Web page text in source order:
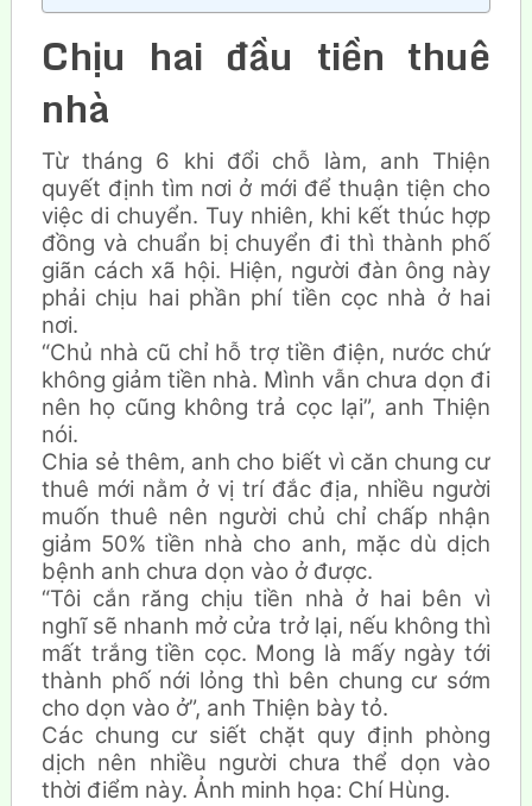
Chịu hai đầu tiền thuê
nhà
Từ tháng 6 khi đổi chỗ làm, anh Thiện
quyết định tìm nơi ở mới để thuận tiện cho
việc di chuyển. Tuy nhiên, khi kết thúc hợp
đồng và chuẩn bị chuyển đi thì thành phố
giãn cách xã hội. Hiện, người đàn ông này
phải chịu hai phần phí tiền cọc nhà ở hai
nơi.
“Chủ nhà cũ chỉ hỗ trợ tiền điện, nước chứ
không giảm tiền nhà. Mình vẫn chưa dọn đi
nên họ cũng không trả cọc lại”, anh Thiện
nói.
Chia sẻ thêm, anh cho biết vì căn chung cư
thuê mới nằm ở vị trí đắc địa, nhiều người
muốn thuê nên người chủ chỉ chấp nhận
giảm 50% tiền nhà cho anh, mặc dù dịch
bệnh anh chưa dọn vào ở được.
“Tôi cắn răng chịu tiền nhà ở hai bên vì
nghĩ sẽ nhanh mở cửa trở lại, nếu không thì
mất trắng tiền cọc. Mong là mấy ngày tới
thành phố nới lỏng thì bên chung cư sớm
cho dọn vào ở”, anh Thiện bày tỏ.
Các chung cư siết chặt quy định phòng
dịch nên nhiều người chưa thể dọn vào
thời điểm này. Ảnh minh họa: Chí Hùng.